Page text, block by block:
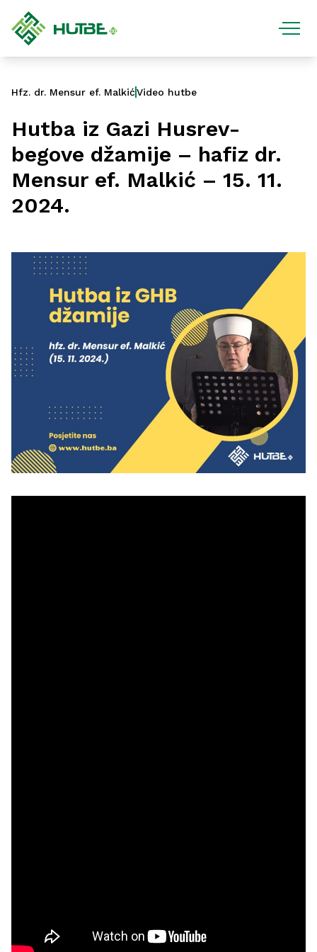
Hfz. dr. Mensur ef. MalkićVideo hutbe
Hutba iz Gazi Husrev-
begove džamije – hafiz dr.
Mensur ef. Malkić – 15. 11.
2024.